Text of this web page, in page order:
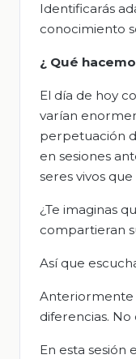
Identificarás
conocimiento
¿ Qué
El día de hoy
varían
perpetuación
en sesiones
seres vivos
¿Te imaginas
compartieran
Así que
Anteriormente
diferencias.
En esta sesión